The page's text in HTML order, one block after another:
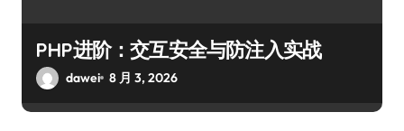
PHP进阶：交互安全与防注入实战
dawei 8 月 3, 2026